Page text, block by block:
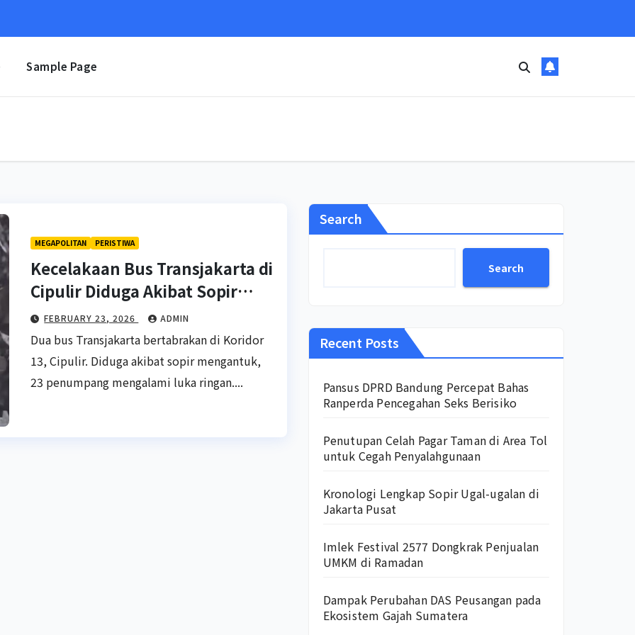
Sample Page
MEGAPOLITAN PERISTIWA
Kecelakaan Bus Transjakarta di
Cipulir Diduga Akibat Sopir
Mengantuk
FEBRUARY 23, 2026 ADMIN
Dua bus Transjakarta bertabrakan di Koridor
13, Cipulir. Diduga akibat sopir mengantuk,
23 penumpang mengalami luka ringan....
Search
Search
Recent Posts
Pansus DPRD Bandung Percepat Bahas
Ranperda Pencegahan Seks Berisiko
Penutupan Celah Pagar Taman di Area Tol
untuk Cegah Penyalahgunaan
Kronologi Lengkap Sopir Ugal-ugalan di
Jakarta Pusat
Imlek Festival 2577 Dongkrak Penjualan
UMKM di Ramadan
Dampak Perubahan DAS Peusangan pada
Ekosistem Gajah Sumatera